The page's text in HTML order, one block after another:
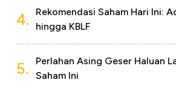
4.
Rekomendasi Saham Hari Ini:
hingga KBLF
5.
Perlahan Asing Geser Haluan
Saham Ini